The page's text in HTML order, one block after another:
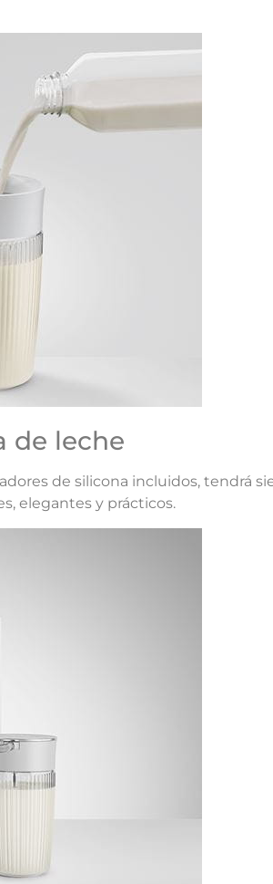
de leche
de silicona incluidos, tendrá
elegantes y prácticos.